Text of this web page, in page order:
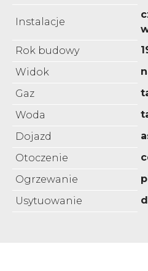
Instalacje
Rok budowy
Widok
Gaz
Woda
Dojazd
Otoczenie
Ogrzewanie
Usytuowanie